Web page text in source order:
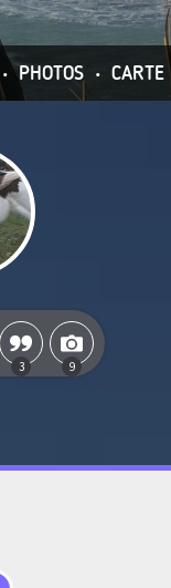
• PHOTOS • CARTE
3 9